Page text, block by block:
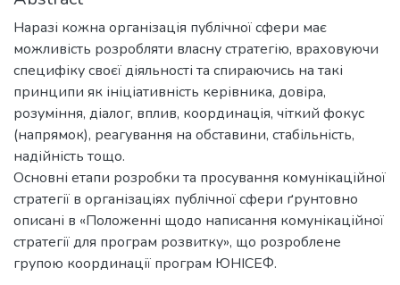
Наразі кожна організація публічної сфери має
можливість розробляти власну стратегію, враховуючи
специфіку своєї діяльності та спираючись на такі
принципи як ініціативність керівника, довіра,
розуміння, діалог, вплив, координація, чіткий фокус
(напрямок), реагування на обставини, стабільність,
надійність тощо.
Основні етапи розробки та просування комунікаційної
стратегії в організаціях публічної сфери ґрунтовно
описані в «Положенні щодо написання комунікаційної
стратегії для програм розвитку», що розроблене
групою координації програм ЮНІСЕФ.